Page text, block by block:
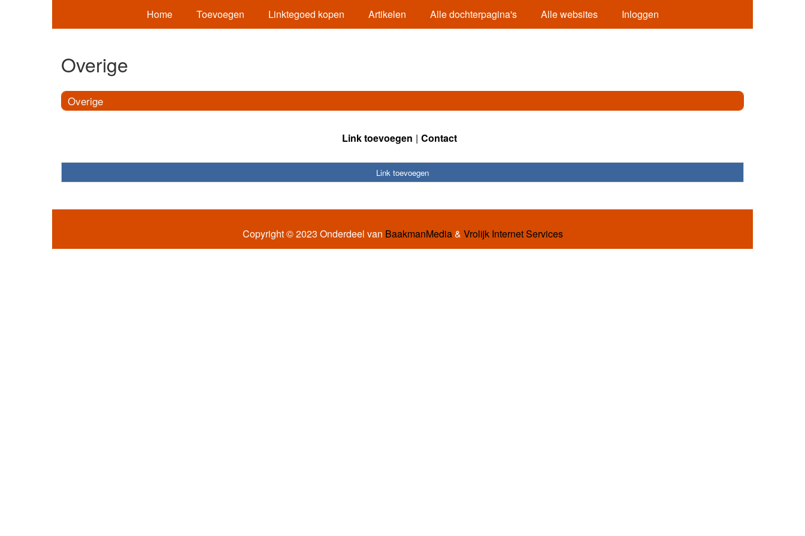
Home Toevoegen Linktegoed kopen Artikelen Alle dochterpagina's Alle websites Inloggen
Overige
Overige
Link toevoegen Contact
Link toevoegen
Copyright © 2023 Onderdeel van BaakmanMedia& Vrolijk Internet Services